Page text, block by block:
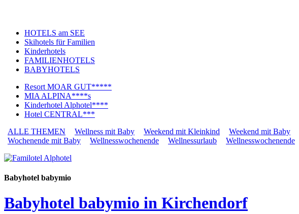
HOTELS am SEE
Skihotels für Familien
Kinderhotels
FAMILIENHOTELS
BABYHOTELS
Resort MOAR GUT*****
MIA ALPINA****s
Kinderhotel Alphotel****
Hotel CENTRAL***
ALLE THEMEN
Wellness mit Baby Weekend mit Kleinkind Weekend mit Baby
Wochenende mit Baby
Wellnesswochenende Wellnessurlaub Wellnesswochenende
Babyhotel babymio
Babyhotel babymio in Kirchendorf